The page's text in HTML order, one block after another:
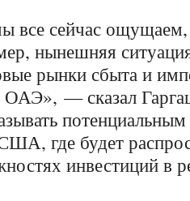
все сейчас ощущаем,
нынешняя
рынки сбыта и
ОАЭ», — сказал
где будет
инвестиций в